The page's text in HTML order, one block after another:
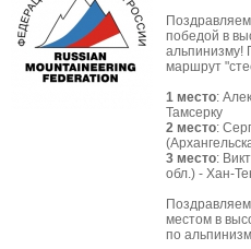
победой в
альпинизму!
маршрут
1 место:
Тамсерку
2 место:
3 место:
обл.) - Хан-
местом в
по